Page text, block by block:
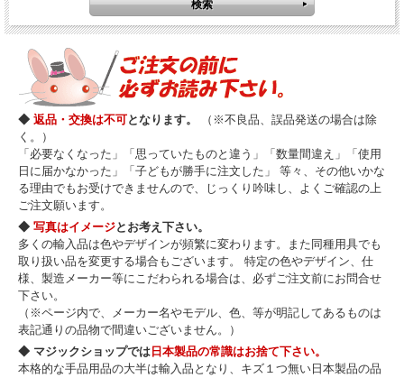
◆ 返品・交換は不可となります。
（※不良品、誤品発送の場合は除
く。）
「必要なくなった」「思っていたものと違う」「数量間違え」「使用
日に届かなかった」「子どもが勝手に注文した」 等々、その他いかな
る理由でもお受けできませんので、じっくり吟味し、よくご確認の上
ご注文願います。
◆ 写真はイメージとお考え下さい。
多くの輸入品は色やデザインが頻繁に変わります。また同種用具でも
取り扱い品を変更する場合もございます。 特定の色やデザイン、仕
様、製造メーカー等にこだわられる場合は、必ずご注文前にお問合せ
下さい。
（※ページ内で、メーカー名やモデル、色、等が明記してあるものは
表記通りの品物で間違いございません。）
◆ マジックショップでは 日本製品の常識はお捨て下さい。
本格的な手品用品の大半は輸入品となり、キズ１つ無い日本製品の品